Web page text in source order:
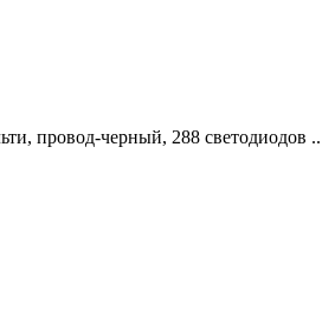
провод-черный, 288 светодиодов ..